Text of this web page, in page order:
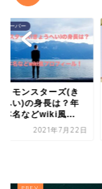
ューバー
りモンスターズ(き
へい)の身長は？年
本名などwiki風...
2021年7月22日